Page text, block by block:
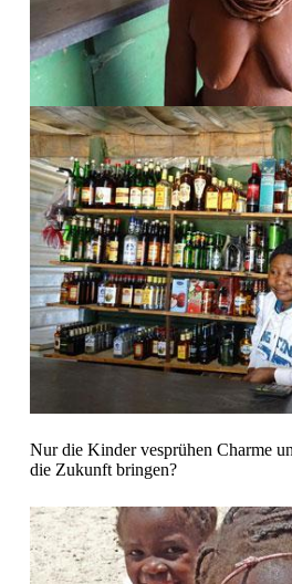
Nur die Kinder vesprühen Charme
die Zukunft bringen?